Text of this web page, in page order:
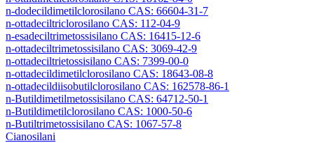
n-dodecildimetilclorosilano CAS: 66604-31-7
n-ottadeciltriclorosilano CAS: 112-04-9
n-esadeciltrimetossisilano CAS: 16415-12-6
n-ottadeciltrimetossisilano CAS: 3069-42-9
n-ottadeciltrietossisilano CAS: 7399-00-0
n-ottadecildimetilclorosilano CAS: 18643-08-8
n-ottadecildiisobutilclorosilano CAS: 162578-86-1
n-Butildimetilmetossisilano CAS: 64712-50-1
n-Butildimetilclorosilano CAS: 1000-50-6
n-Butiltrimetossisilano CAS: 1067-57-8
Cianosilani